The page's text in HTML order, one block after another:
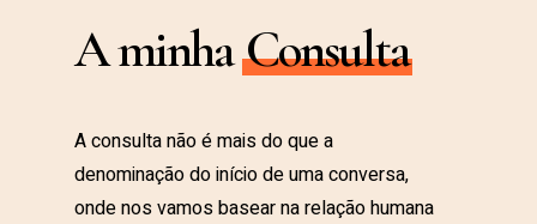
A minhaConsulta
A consulta não é mais do que a
denominação do início de uma conversa,
onde nos vamos basear na relação humana